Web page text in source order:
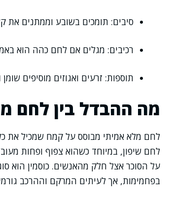
סיבים: תומכים בשובע וממתנים את
רכיבים: מגלים אם לחם כהה הוא
תוספות: זרעים ואגוזים מוסיפים
מה ההבדל בין לחם
לחם מלא אמיתי מבוסס על קמח שמכיל את כל
לחם שיפון, במיוחד כשהוא צפוף ופחות
על הסוכר אצל חלק מהאנשים. כוסמין הוא
בפחמימות, אך לעיתים המרקם וההרכב